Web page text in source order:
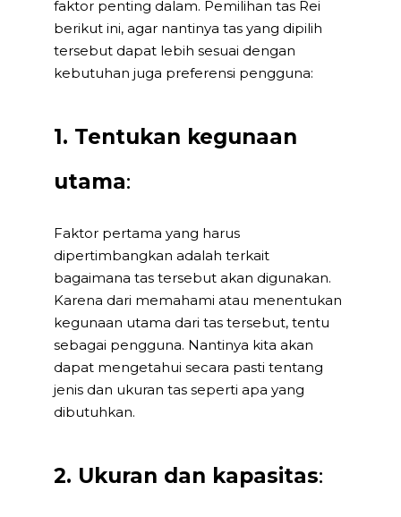
faktor penting dalam. Pemilihan tas Rei
berikut ini, agar nantinya tas yang dipilih
tersebut dapat lebih sesuai dengan
kebutuhan juga preferensi pengguna:
1. Tentukan kegunaan
utama:
Faktor pertama yang harus
dipertimbangkan adalah terkait
bagaimana tas tersebut akan digunakan.
Karena dari memahami atau menentukan
kegunaan utama dari tas tersebut, tentu
sebagai pengguna. Nantinya kita akan
dapat mengetahui secara pasti tentang
jenis dan ukuran tas seperti apa yang
dibutuhkan.
2. Ukuran dan kapasitas: